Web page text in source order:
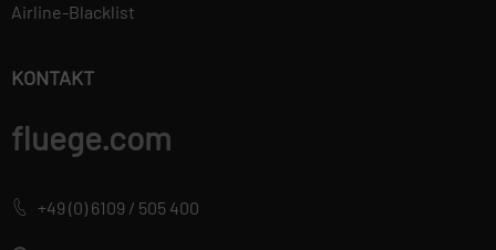
Airline-Blacklist
KONTAKT
fluege.com
+49 (0) 6109 / 505 400